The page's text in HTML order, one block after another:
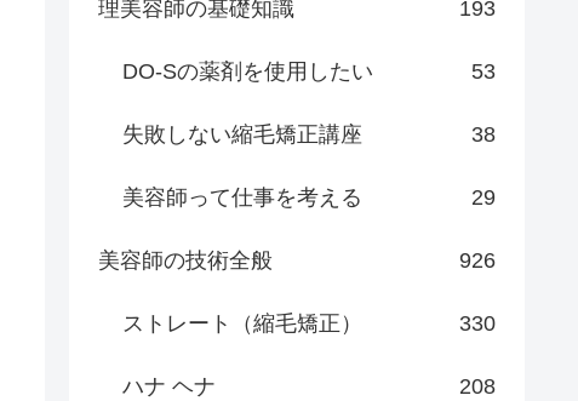
理美容師の基礎知識 193
DO-Sの薬剤を使用したい 53
失敗しない縮毛矯正講座 38
美容師って仕事を考える 29
美容師の技術全般 926
ストレート（縮毛矯正） 330
ハナ ヘナ 208